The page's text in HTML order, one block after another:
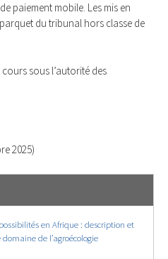
paiement mobile. Les mis en
du tribunal hors classe de
sous l’autorité des
2025)
en Afrique : description et
de l’agroécologie